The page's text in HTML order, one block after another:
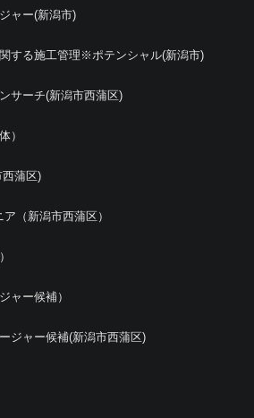
ャー(新潟市)
関する施工管理※ポテンシャル(新潟市)
サーチ(新潟市西蒲区)
）
西蒲区)
（新潟市西蒲区）
ャー候補）
ジャー候補(新潟市西蒲区)